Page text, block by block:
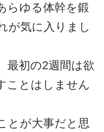
らゆる体幹を鍛
が気に入りまし
最初の2週間は欲
ことはしません
とが大事だと思